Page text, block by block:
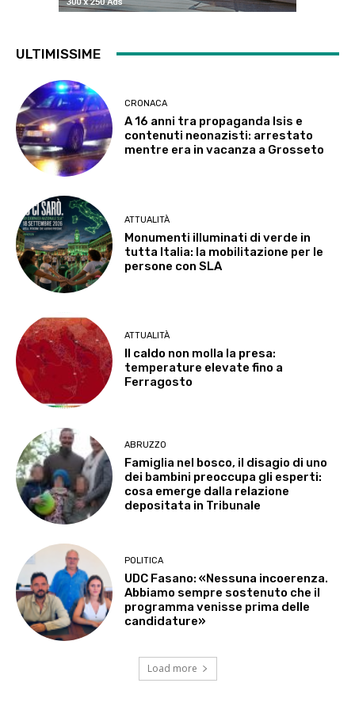
ULTIMISSIME
CRONACA
A 16 anni tra propaganda Isis e
contenuti neonazisti: arrestato
mentre era in vacanza a Grosseto
ATTUALITÀ
Monumenti illuminati di verde in
tutta Italia: la mobilitazione per le
persone con SLA
ATTUALITÀ
Il caldo non molla la presa:
temperature elevate fino a
Ferragosto
ABRUZZO
Famiglia nel bosco, il disagio di uno
dei bambini preoccupa gli esperti:
cosa emerge dalla relazione
depositata in Tribunale
POLITICA
UDC Fasano: «Nessuna incoerenza.
Abbiamo sempre sostenuto che il
programma venisse prima delle
candidature»
Load more